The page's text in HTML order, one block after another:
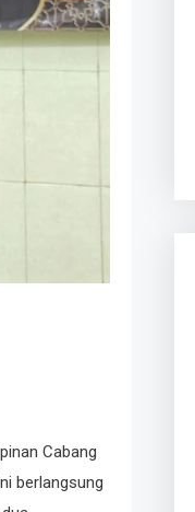
Cabang
berlangsung